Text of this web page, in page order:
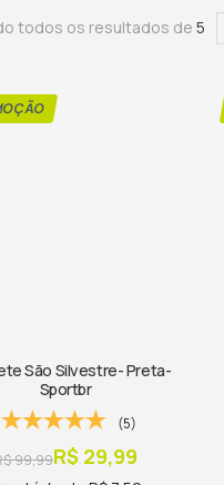
todos os resultados de5
São Silvestre- Preta-
Sportbr
(5)
R$ 29,99
99,99